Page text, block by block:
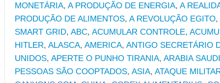
MONETÁRIA, A PRODUÇÃO DE ENERGIA, A
PRODUÇÃO DE ALIMENTOS, A REVOLUÇÃO EGITO,
SMART GRID, ABC, ACUMULAR CONTROLE,
HITLER, ALASCA, AMERICA, ANTIGO SECRETÁRIO
UNIDOS, APERTE O PUNHO TIRANIA, ARABIA
PESSOAS SÃO COOPTADOS, ASIA, ATAQUE